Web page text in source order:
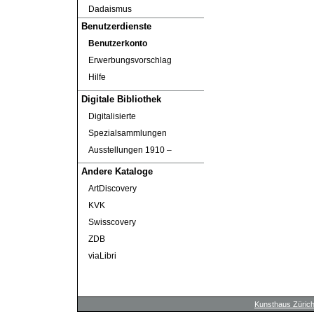
Dadaismus
Benutzerdienste
Benutzerkonto
Erwerbungsvorschlag
Hilfe
Digitale Bibliothek
Digitalisierte
Spezialsammlungen
Ausstellungen 1910 ‒
Andere Kataloge
ArtDiscovery
KVK
Swisscovery
ZDB
viaLibri
Kunsthaus Zürich